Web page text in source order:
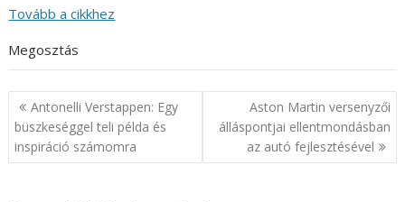
Tovább a cikkhez
Megosztás
Bejegyzés
navigáció
Antonelli Verstappen: Egy
büszkeséggel teli példa és
inspiráció számomra
Aston Martin versenyzői
álláspontjai ellentmondásban
az autó fejlesztésével